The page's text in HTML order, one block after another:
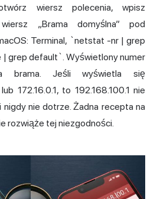
wiersz polecenia, wpisz
„Brama domyślna” pod
Terminal, `netstat -nr | grep
grep default`. Wyświetlony numer
brama. Jeśli wyświetla się
172.16.0.1, to 192.168.100.1 nie
nie dotrze. Żadna recepta na
rozwiąże tej niezgodności.